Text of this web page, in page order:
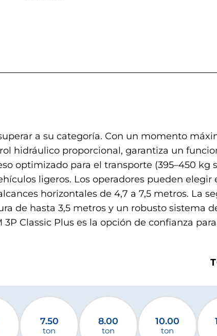
a su categoría. Con un momento
hidráulico proporcional, garantiza un
optimizado para el transporte (395–450 kg
ligeros. Los operadores pueden elegir
horizontales de 4,7 a 7,5 metros. La
de hasta 3,5 metros y un robusto sistema
Classic Plus es la opción de confianza
7.50
ton
8.00
ton
10.00
ton